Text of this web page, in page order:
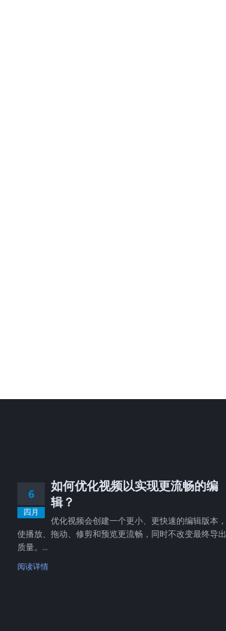
6
四月
如何优化视频以实现更流畅的编
辑？
优化视频会创建一个更小、更快速的编辑版本，
使播放、拖动、修剪和预览更流畅，同时不改变最终导出
质量。...
阅读详情